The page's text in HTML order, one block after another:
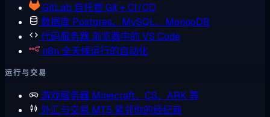
GitLab 自托管 Git + CI/CD
数据库 Postgres、MySQL、MongoDB
代码服务器 浏览器中的 VS Code
n8n 全天候运行的自动化
运行与交易
游戏服务器 Minecraft、CS、ARK 等
外汇与交易 MT5 紧邻你的经纪商